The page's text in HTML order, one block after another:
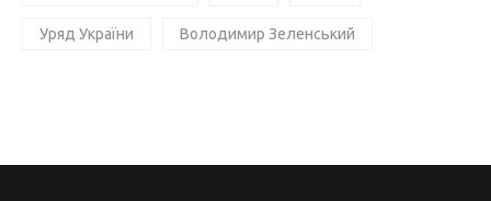
Уряд України Володимир Зеленський